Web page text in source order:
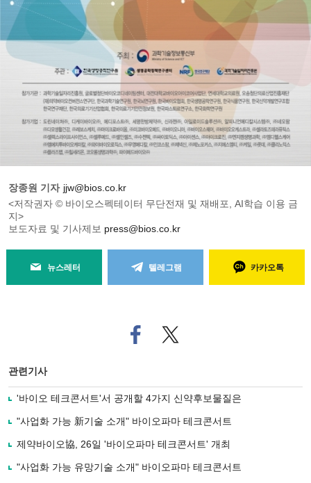
장종원 기자 jjw@bios.co.kr
<저작권자 © 바이오스펙테이터 무단전재 및 재배포, AI학습 이용 금
지>
보도자료 및 기사제보 press@bios.co.kr
뉴스레터 텔레그램 카카오톡
페
이
로
기
사
유
기
트위
터로
관련기사
'바이오 테크콘서트'서 공개할 4가지 신약후보물질은
"사업화 가능 新기술 소개" 바이오파마 테크콘서트
제약바이오協, 26일 '바이오파마 테크콘서트' 개최
"사업화 가능 유망기술 소개" 바이오파마 테크콘서트